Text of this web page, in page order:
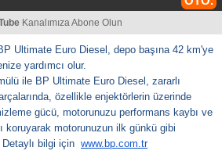
Kanalımıza Abone Olun
Ultimate Euro Diesel, depo başına 42 km'ye
yardımcı olur.
ile BP Ultimate Euro Diesel, zararlı
özellikle enjektörlerin üzerinde
gücü, motorunuzu performans kaybı ve
koruyarak motorunuzun ilk günkü gibi
Detaylı bilgi için www.bp.com.tr